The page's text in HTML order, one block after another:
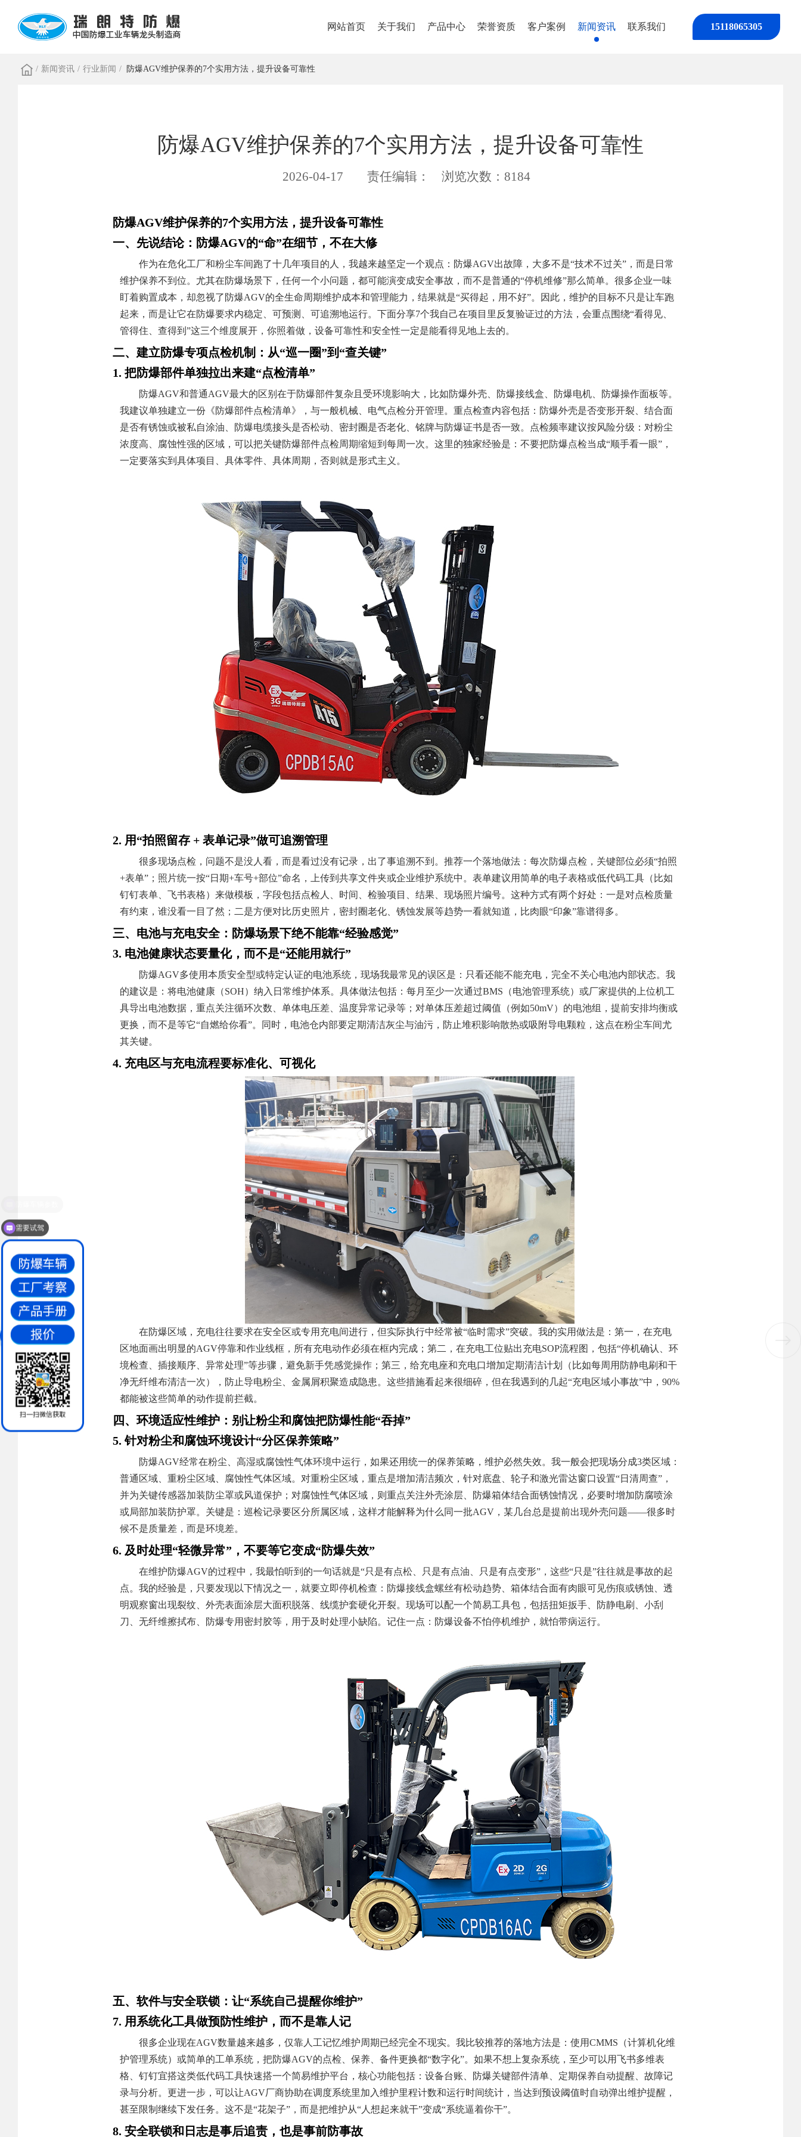
网站首页 关于我们 产品中心 荣誉资质 客户案例 新闻资讯 联系我们 15118065305
/ 新闻资讯 / 行业新闻 / 防爆AGV维护保养的7个实用方法，提升设备可靠性
防爆AGV维护保养的7个实用方法，提升设备可靠性
2026-04-17 责任编辑： 浏览次数：8184
防爆AGV维护保养的7个实用方法，提升设备可靠性
一、先说结论：防爆AGV的“命”在细节，不在大修
作为在危化工厂和粉尘车间跑了十几年项目的人，我越来越坚定一个观点：防爆AGV出故障，大多不是“技术不过关”，而是日常
维护保养不到位。尤其在防爆场景下，任何一个小问题，都可能演变成安全事故，而不是普通的“停机维修”那么简单。很多企业一味
盯着购置成本，却忽视了防爆AGV的全生命周期维护成本和管理能力，结果就是“买得起，用不好”。因此，维护的目标不只是让车跑
起来，而是让它在防爆要求内稳定、可预测、可追溯地运行。下面分享7个我自己在项目里反复验证过的方法，会重点围绕“看得见、
管得住、查得到”这三个维度展开，你照着做，设备可靠性和安全性一定是能看得见地上去的。
二、建立防爆专项点检机制：从“巡一圈”到“查关键”
1. 把防爆部件单独拉出来建“点检清单”
防爆AGV和普通AGV最大的区别在于防爆部件复杂且受环境影响大，比如防爆外壳、防爆接线盒、防爆电机、防爆操作面板等。
我建议单独建立一份《防爆部件点检清单》，与一般机械、电气点检分开管理。重点检查内容包括：防爆外壳是否变形开裂、结合面
是否有锈蚀或被私自涂油、防爆电缆接头是否松动、密封圈是否老化、铭牌与防爆证书是否一致。点检频率建议按风险分级：对粉尘
浓度高、腐蚀性强的区域，可以把关键防爆部件点检周期缩短到每周一次。这里的独家经验是：不要把防爆点检当成“顺手看一眼”，
一定要落实到具体项目、具体零件、具体周期，否则就是形式主义。
2. 用“拍照留存 + 表单记录”做可追溯管理
很多现场点检，问题不是没人看，而是看过没有记录，出了事追溯不到。推荐一个落地做法：每次防爆点检，关键部位必须“拍照
+表单”；照片统一按“日期+车号+部位”命名，上传到共享文件夹或企业维护系统中。表单建议用简单的电子表格或低代码工具（比如
钉钉表单、飞书表格）来做模板，字段包括点检人、时间、检验项目、结果、现场照片编号。这种方式有两个好处：一是对点检质量
有约束，谁没看一目了然；二是方便对比历史照片，密封圈老化、锈蚀发展等趋势一看就知道，比肉眼“印象”靠谱得多。
三、电池与充电安全：防爆场景下绝不能靠“经验感觉”
3. 电池健康状态要量化，而不是“还能用就行”
防爆AGV多使用本质安全型或特定认证的电池系统，现场我最常见的误区是：只看还能不能充电，完全不关心电池内部状态。我
的建议是：将电池健康（SOH）纳入日常维护体系。具体做法包括：每月至少一次通过BMS（电池管理系统）或厂家提供的上位机工
具导出电池数据，重点关注循环次数、单体电压差、温度异常记录等；对单体压差超过阈值（例如50mV）的电池组，提前安排均衡或
更换，而不是等它“自燃给你看”。同时，电池仓内部要定期清洁灰尘与油污，防止堆积影响散热或吸附导电颗粒，这点在粉尘车间尤
其关键。
4. 充电区与充电流程要标准化、可视化
在防爆区域，充电往往要求在安全区或专用充电间进行，但实际执行中经常被“临时需求”突破。我的实用做法是：第一，在充电
区地面画出明显的AGV停靠和作业线框，所有充电动作必须在框内完成；第二，在充电工位贴出充电SOP流程图，包括“停机确认、环
境检查、插接顺序、异常处理”等步骤，避免新手凭感觉操作；第三，给充电座和充电口增加定期清洁计划（比如每周用防静电刷和干
净无纤维布清洁一次），防止导电粉尘、金属屑积聚造成隐患。这些措施看起来很细碎，但在我遇到的几起“充电区域小事故”中，90%
都能被这些简单的动作提前拦截。
四、环境适应性维护：别让粉尘和腐蚀把防爆性能“吞掉”
5. 针对粉尘和腐蚀环境设计“分区保养策略”
防爆AGV经常在粉尘、高湿或腐蚀性气体环境中运行，如果还用统一的保养策略，维护必然失效。我一般会把现场分成3类区域：
普通区域、重粉尘区域、腐蚀性气体区域。对重粉尘区域，重点是增加清洁频次，针对底盘、轮子和激光雷达窗口设置“日清周查”，
并为关键传感器加装防尘罩或风道保护；对腐蚀性气体区域，则重点关注外壳涂层、防爆箱体结合面锈蚀情况，必要时增加防腐喷涂
或局部加装防护罩。关键是：巡检记录要区分所属区域，这样才能解释为什么同一批AGV，某几台总是提前出现外壳问题——很多时
候不是质量差，而是环境差。
6. 及时处理“轻微异常”，不要等它变成“防爆失效”
在维护防爆AGV的过程中，我最怕听到的一句话就是“只是有点松、只是有点油、只是有点变形”，这些“只是”往往就是事故的起
点。我的经验是，只要发现以下情况之一，就要立即停机检查：防爆接线盒螺丝有松动趋势、箱体结合面有肉眼可见伤痕或锈蚀、透
明观察窗出现裂纹、外壳表面涂层大面积脱落、线缆护套硬化开裂。现场可以配一个简易工具包，包括扭矩扳手、防静电刷、小刮
刀、无纤维擦拭布、防爆专用密封胶等，用于及时处理小缺陷。记住一点：防爆设备不怕停机维护，就怕带病运行。
五、软件与安全联锁：让“系统自己提醒你维护”
7. 用系统化工具做预防性维护，而不是靠人记
很多企业现在AGV数量越来越多，仅靠人工记忆维护周期已经完全不现实。我比较推荐的落地方法是：使用CMMS（计算机化维
护管理系统）或简单的工单系统，把防爆AGV的点检、保养、备件更换都“数字化”。如果不想上复杂系统，至少可以用飞书多维表
格、钉钉宜搭这类低代码工具快速搭一个简易维护平台，核心功能包括：设备台账、防爆关键部件清单、定期保养自动提醒、故障记
录与分析。更进一步，可以让AGV厂商协助在调度系统里加入维护里程计数和运行时间统计，当达到预设阈值时自动弹出维护提醒，
甚至限制继续下发任务。这不是“花架子”，而是把维护从“人想起来就干”变成“系统逼着你干”。
8. 安全联锁和日志是事后追责，也是事前防事故
需要试驾